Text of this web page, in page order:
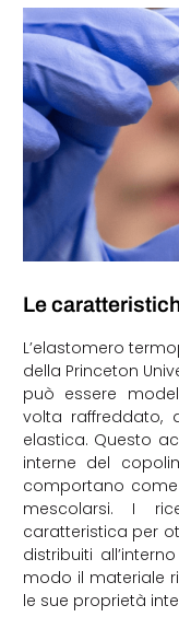
Le
L’elastomero
della Princeton
può essere
volta raffreddato,
elastica. Questo
interne del
comportano
mescolarsi. I
caratteristica per
distribuiti
modo il materiale
le sue proprietà